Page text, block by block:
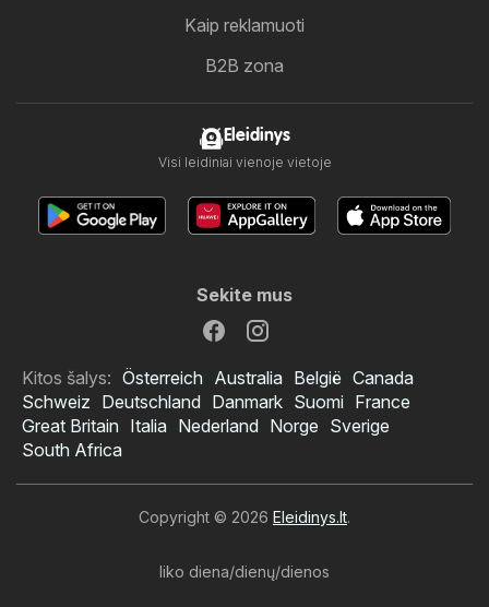
Kaip reklamuoti
B2B zona
Eleidinys
Visi leidiniai vienoje vietoje
Sekite mus
Kitos šalys: Österreich Australia België Canada
Schweiz Deutschland Danmark Suomi France
Great Britain Italia Nederland Norge Sverige
South Africa
Copyright © 2026 Eleidinys.lt.
liko diena/dienų/dienos